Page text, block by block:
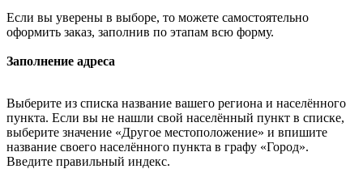
Если вы уверены в выборе, то можете самостоятельно
оформить заказ, заполнив по этапам всю форму.
Заполнение адреса
Выберите из списка название вашего региона и населённого
пункта. Если вы не нашли свой населённый пункт в списке,
выберите значение «Другое местоположение» и впишите
название своего населённого пункта в графу «Город».
Введите правильный индекс.